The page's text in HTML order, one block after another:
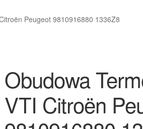
Peugeot 9810916880 1336Z8
Obudowa
VTI Citroën